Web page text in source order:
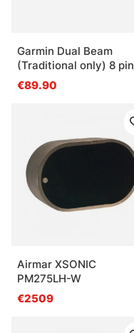
Garmin Dual Beam
(Traditional only) 8 pin
€89.90
Airmar XSONIC
PM275LH-W
€2509